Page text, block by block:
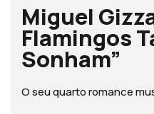
Miguel
Flamingos
Sonham”
O seu quarto romance